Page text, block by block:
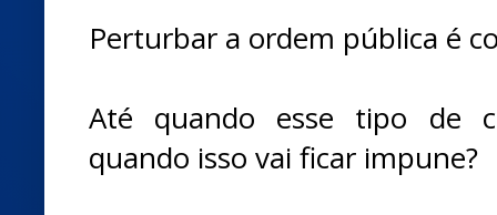
Perturbar a ordem pública é
Até quando esse tipo de
quando isso vai ficar impune?